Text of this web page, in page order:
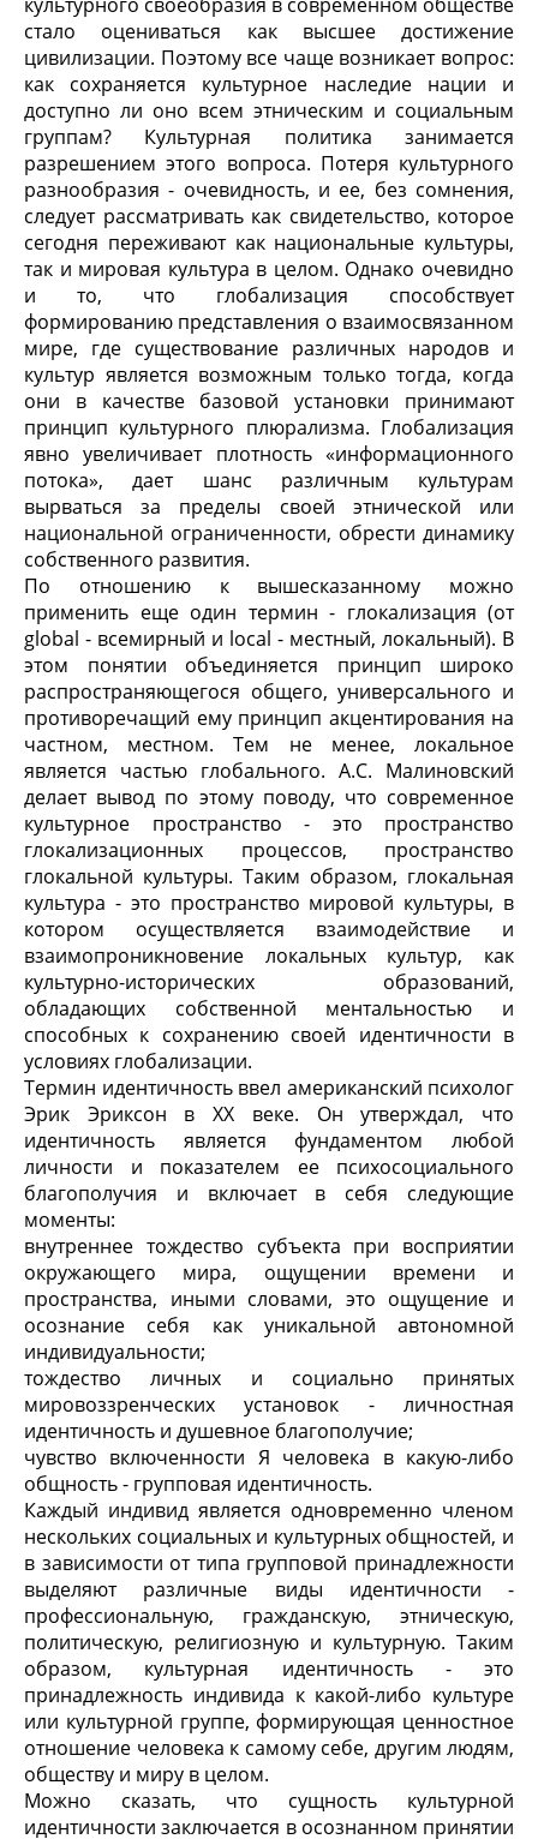
стало оцениваться как высшее достижение
цивилизации. Поэтому все чаще возникает вопрос:
как сохраняется культурное наследие нации и
доступно ли оно всем этническим и социальным
группам? Культурная политика занимается
разрешением этого вопроса. Потеря культурного
разнообразия - очевидность, и ее, без сомнения,
следует рассматривать как свидетельство, которое
сегодня переживают как национальные культуры,
так и мировая культура в целом. Однако очевидно
и то, что глобализация способствует
формированию представления о взаимосвязанном
мире, где существование различных народов и
культур является возможным только тогда, когда
они в качестве базовой установки принимают
принцип культурного плюрализма. Глобализация
явно увеличивает плотность «информационного
потока», дает шанс различным культурам
вырваться за пределы своей этнической или
национальной ограниченности, обрести динамику
собственного развития.
По отношению к вышесказанному можно
применить еще один термин - глокализация (от
global - всемирный и local - местный, локальный). В
этом понятии объединяется принцип широко
распространяющегося общего, универсального и
противоречащий ему принцип акцентирования на
частном, местном. Тем не менее, локальное
является частью глобального. А.С. Малиновский
делает вывод по этому поводу, что современное
культурное пространство - это пространство
глокализационных процессов, пространство
глокальной культуры. Таким образом, глокальная
культура - это пространство мировой культуры, в
котором осуществляется взаимодействие и
взаимопроникновение локальных культур, как
культурно-исторических образований,
обладающих собственной ментальностью и
способных к сохранению своей идентичности в
условиях глобализации.
Термин идентичность ввел американский психолог
Эрик Эриксон в XX веке. Он утверждал, что
идентичность является фундаментом любой
личности и показателем ее психосоциального
благополучия и включает в себя следующие
моменты:
внутреннее тождество субъекта при восприятии
окружающего мира, ощущении времени и
пространства, иными словами, это ощущение и
осознание себя как уникальной автономной
индивидуальности;
тождество личных и социально принятых
мировоззренческих установок - личностная
идентичность и душевное благополучие;
чувство включенности Я человека в какую-либо
общность - групповая идентичность.
Каждый индивид является одновременно членом
нескольких социальных и культурных общностей, и
в зависимости от типа групповой принадлежности
выделяют различные виды идентичности -
профессиональную, гражданскую, этническую,
политическую, религиозную и культурную. Таким
образом, культурная идентичность - это
принадлежность индивида к какой-либо культуре
или культурной группе, формирующая ценностное
отношение человека к самому себе, другим людям,
обществу и миру в целом.
Можно сказать, что сущность культурной
идентичности заключается в осознанном принятии